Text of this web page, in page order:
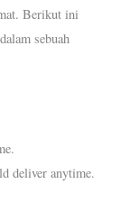
Berikut ini
sebuah
deliver anytime.